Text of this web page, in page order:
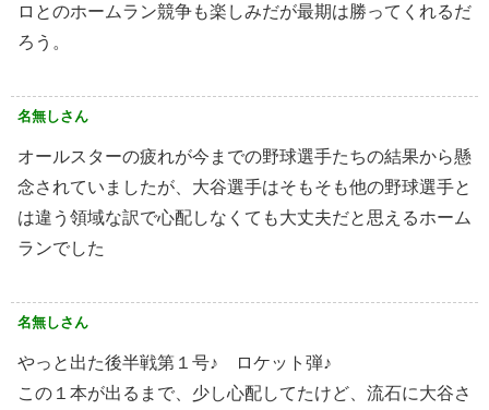
ロとのホームラン競争も楽しみだが最期は勝ってくれるだ
ろう。
名無しさん
オールスターの疲れが今までの野球選手たちの結果から懸
念されていましたが、大谷選手はそもそも他の野球選手と
は違う領域な訳で心配しなくても大丈夫だと思えるホーム
ランでした
名無しさん
やっと出た後半戦第１号♪ ロケット弾♪
この１本が出るまで、少し心配してたけど、流石に大谷さ